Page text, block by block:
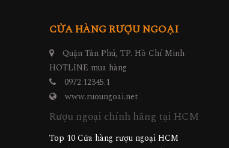
CỬA HÀNG RƯỢU NGOẠI
Quận Tân Phú, TP. Hồ Chí Minh
HOTLINE mua hàng
0972.12345.1
www.ruoungoai.net
Rượu ngoại chính hãng tại HCM
Top 10 Cửa hàng rượu ngoại HCM